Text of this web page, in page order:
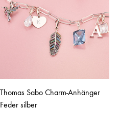
Thomas Sabo Charm-Anhänger
Feder silber